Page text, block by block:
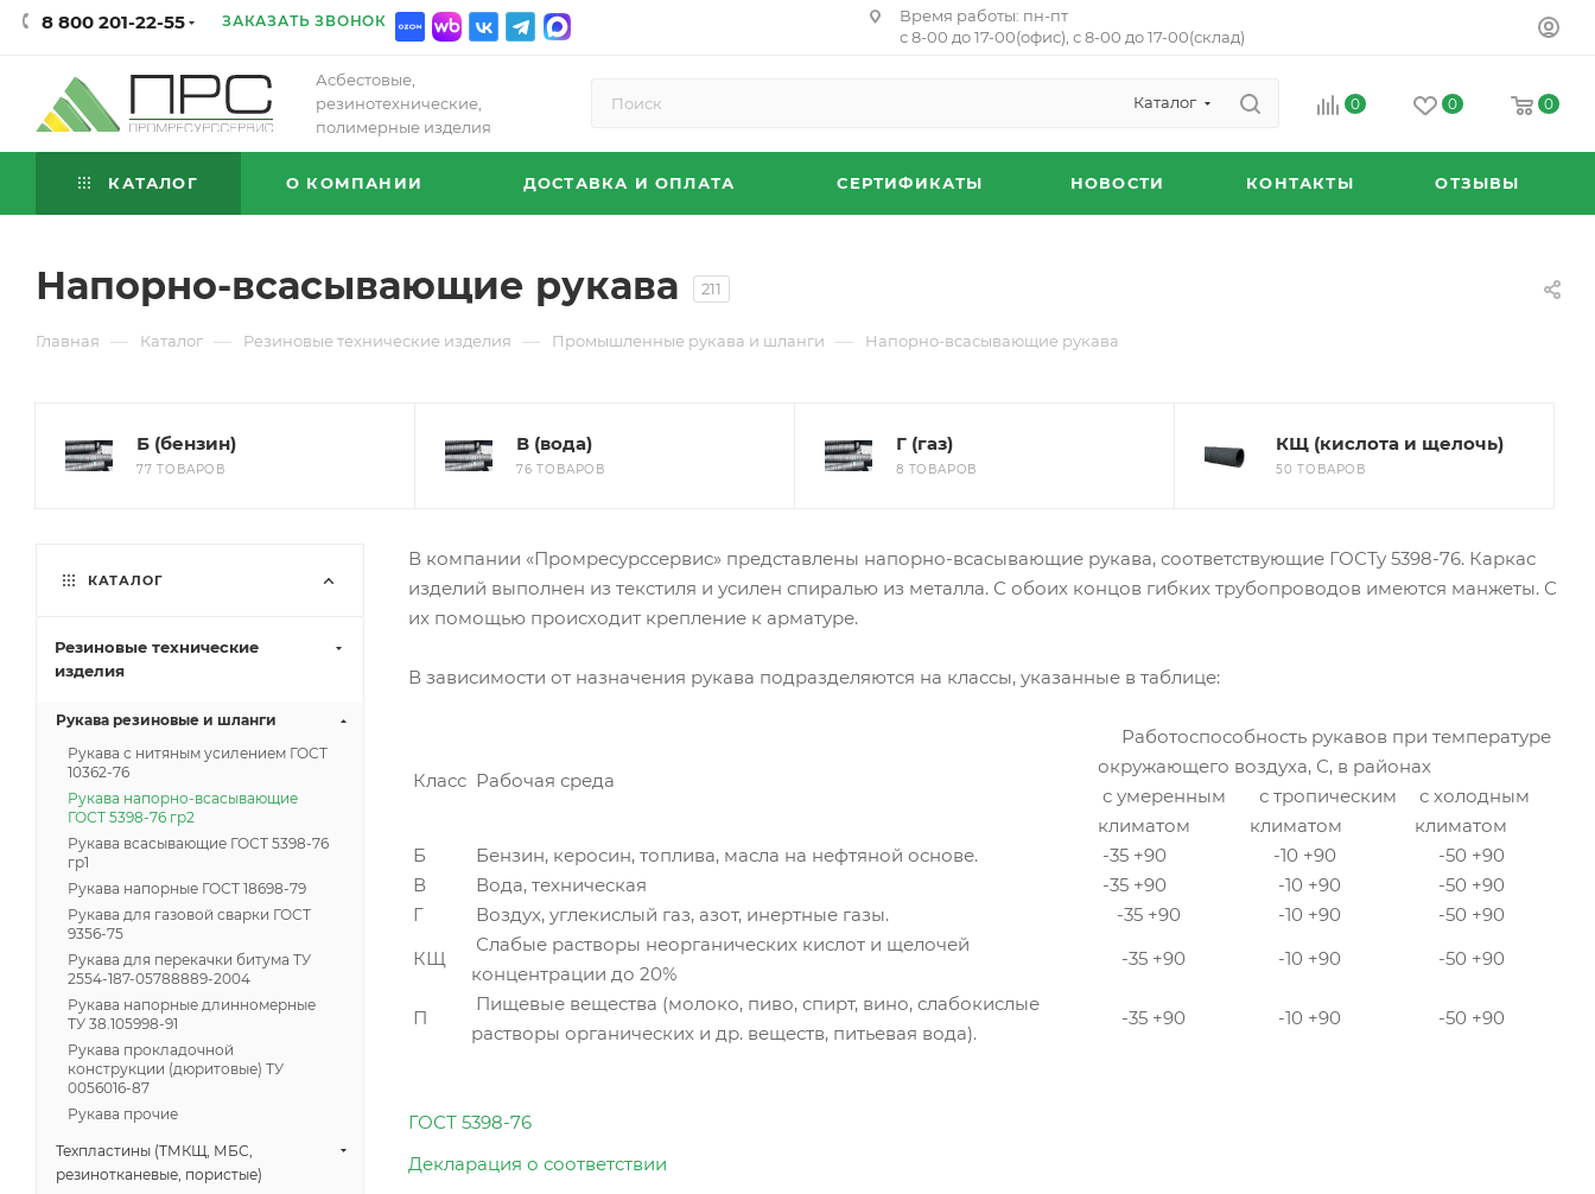
8 800 201-22-55 ЗАКАЗАТЬ ЗВОНОК
Время работы: пн-пт
с 8-00 до 17-00(офис), с 8-00 до 17-00(склад)
Асбестовые,
резинотехнические,
полимерные изделия
Каталог 0 0 0
КАТАЛОГ О КОМПАНИИ ДОСТАВКА И ОПЛАТА СЕРТИФИКАТЫ НОВОСТИ КОНТАКТЫ ОТЗЫВЫ
Напорно-всасывающие рукава 211
Главная — Каталог — Резиновые технические изделия — Промышленные рукава и шланги — Напорно-всасывающие рукава
Б (бензин)
77 ТОВАРОВ
В (вода)
76 ТОВАРОВ
Г (газ)
8 ТОВАРОВ
КЩ (кислота и щелочь)
50 ТОВАРОВ
В компании «Промресурссервис» представлены напорно-всасывающие рукава, соответствующие ГОСТу 5398-76. Каркас
изделий выполнен из текстиля и усилен спиралью из металла. С обоих концов гибких трубопроводов имеются манжеты. С
их помощью происходит крепление к арматуре.
В зависимости от назначения рукава подразделяются на классы, указанные в таблице:
Класс Рабочая среда
Работоспособность рукавов при температуре
окружающего воздуха, С, в районах
с умеренным
климатом
с тропическим
климатом
с холодным
климатом
Б
Бензин, керосин, топлива, масла на нефтяной основе. -35 +90 -10 +90
-50 +90
В
Вода, техническая -35 +90 -10 +90
-50 +90
Г
Воздух, углекислый газ, азот, инертные газы. -35 +90 -10 +90
-50 +90
КЩ
Слабые растворы неорганических кислот и щелочей
концентрации до 20%
-35 +90 -10 +90 -50 +90
П
Пищевые вещества (молоко, пиво, спирт, вино, слабокислые
растворы органических и др. веществ, питьевая вода).
-35 +90 -10 +90 -50 +90
ГОСТ 5398-76
Декларация о соответствии
КАТАЛОГ
Резиновые технические
изделия
Рукава резиновые и шланги
Рукава с нитяным усилением ГОСТ
10362-76
Рукава напорно-всасывающие
ГОСТ 5398-76 гр2
Рукава всасывающие ГОСТ 5398-76
гр1
Рукава напорные ГОСТ 18698-79
Рукава для газовой сварки ГОСТ
9356-75
Рукава для перекачки битума ТУ
2554-187-05788889-2004
Рукава напорные длинномерные
ТУ 38.105998-91
Рукава прокладочной
конструкции (дюритовые) ТУ
0056016-87
Рукава прочие
Техпластины (ТМКЩ, МБС,
резинотканевые, пористые)